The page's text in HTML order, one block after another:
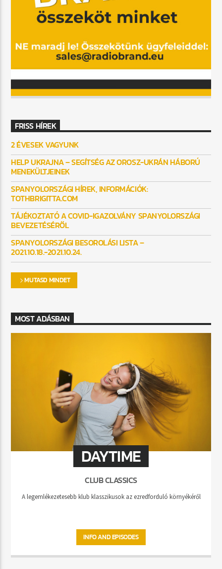
FRISS HÍREK
2 ÉVESEK VAGYUNK
HELP UKRAJNA – SEGÍTSÉG AZ OROSZ-UKRÁN HÁBORÚ
MENEKÜLTJEINEK
SPANYOLORSZÁGI HÍREK, INFORMÁCIÓK:
TOTHBRIGITTA.COM
TÁJÉKOZTATÓ A COVID-IGAZOLVÁNY SPANYOLORSZÁGI
BEVEZETÉSÉRŐL
SPANYOLORSZÁGI BESOROLÁSI LISTA –
2021.10.18.-2021.10.24.
MUTASD MINDET
MOST ADÁSBAN
DAYTIME
CLUB CLASSICS
A legemlékezetesebb klub klasszikusok az ezredforduló környékéről
INFO AND EPISODES